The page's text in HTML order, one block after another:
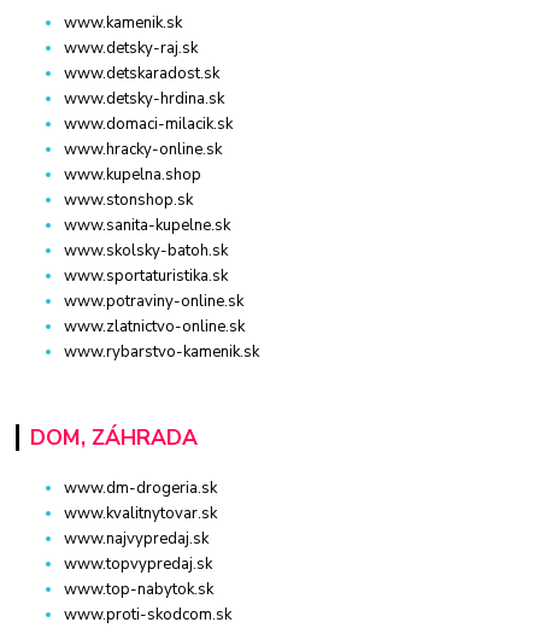
www.kamenik.sk
www.detsky-raj.sk
www.detskaradost.sk
www.detsky-hrdina.sk
www.domaci-milacik.sk
www.hracky-online.sk
www.kupelna.shop
www.stonshop.sk
www.sanita-kupelne.sk
www.skolsky-batoh.sk
www.sportaturistika.sk
www.potraviny-online.sk
www.zlatnictvo-online.sk
www.rybarstvo-kamenik.sk
DOM, ZÁHRADA
www.dm-drogeria.sk
www.kvalitnytovar.sk
www.najvypredaj.sk
www.topvypredaj.sk
www.top-nabytok.sk
www.proti-skodcom.sk